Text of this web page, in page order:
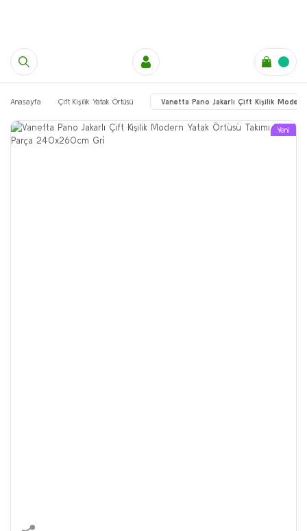
Anasayfa Çift Kişilik Yatak Örtüsü Vanetta Pano Jakarlı Çift Kişilik
Yeni